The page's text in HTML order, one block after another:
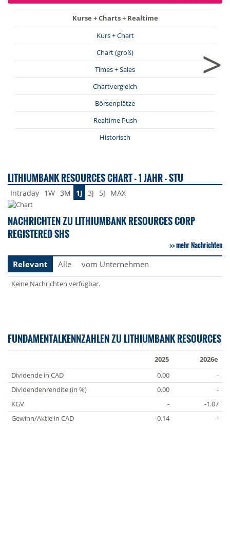
Kurse + Charts + Realtime
Kurs + Chart
Chart (groß)
Times + Sales
Chartvergleich
Börsenplätze
Realtime Push
Historisch
>
LITHIUMBANK RESOURCES CHART - 1 JAHR - STU
Intraday 1W 3M 1J 3J 5J MAX
NACHRICHTEN ZU LITHIUMBANK RESOURCES CORP
REGISTERED SHS
mehr Nachrichten
Relevant
Alle vom Unternehmen
Keine Nachrichten verfügbar.
FUNDAMENTALKENNZAHLEN ZU LITHIUMBANK RESOURCES
2025
2026e
Dividende in CAD
0.00
-
Dividendenrendite (in %)
0.00
-
KGV
-
-1.07
Gewinn/Aktie in CAD
-0.14 -